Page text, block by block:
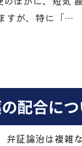
すが、特に「…
配合につ
弁証論治は複雑